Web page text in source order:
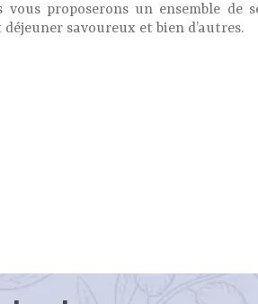
vous proposerons un ensemble de
savoureux et bien d’autres.